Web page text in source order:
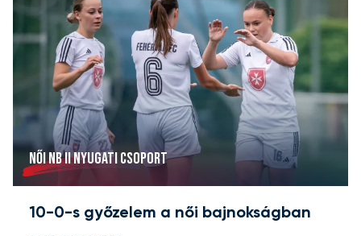
NŐI NB II NYUGATI CSOPORT
10-0-s győzelem a női bajnokságban